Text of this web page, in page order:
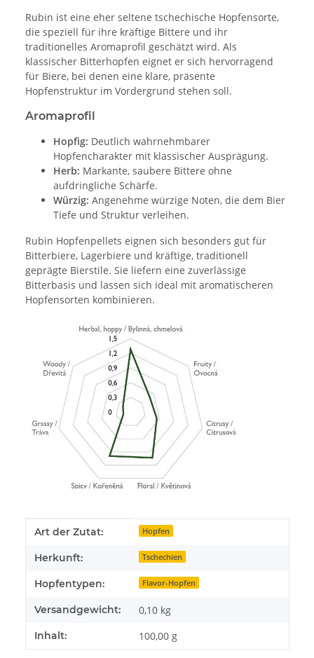
Rubin ist eine eher seltene tschechische Hopfensorte,
die speziell für ihre kräftige Bittere und ihr
traditionelles Aromaprofil geschätzt wird. Als
klassischer Bitterhopfen eignet er sich hervorragend
für Biere, bei denen eine klare, präsente
Hopfenstruktur im Vordergrund stehen soll.
Aromaprofil
Hopfig: Deutlich wahrnehmbarer
Hopfencharakter mit klassischer Ausprägung.
Herb: Markante, saubere Bittere ohne
aufdringliche Schärfe.
Würzig: Angenehme würzige Noten, die dem Bier
Tiefe und Struktur verleihen.
Rubin Hopfenpellets eignen sich besonders gut für
Bitterbiere, Lagerbiere und kräftige, traditionell
geprägte Bierstile. Sie liefern eine zuverlässige
Bitterbasis und lassen sich ideal mit aromatischeren
Hopfensorten kombinieren.
Produkteigenschaft
Wert
Art der Zutat: Hopfen
Herkunft: Tschechien
Hopfentypen: Flavor-Hopfen
Versandgewicht: 0,10 kg
Inhalt: 100,00 g